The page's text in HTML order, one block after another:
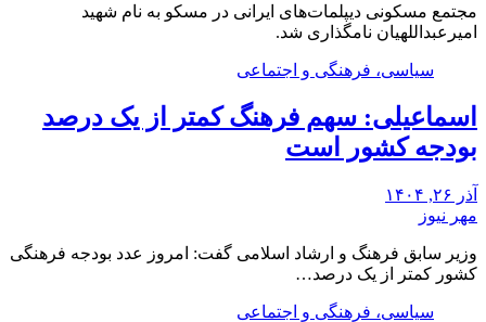
مجتمع مسکونی دیپلمات‌های ایرانی در مسکو به نام شهید
امیرعبداللهیان نامگذاری شد.
سیاسی، فرهنگی و اجتماعی
اسماعیلی: سهم فرهنگ کمتر از یک درصد
بودجه کشور است
آذر ۲۶, ۱۴۰۴
مهر نیوز
وزیر سابق فرهنگ و ارشاد اسلامی گفت: امروز عدد بودجه فرهنگی
کشور کمتر از یک درصد…
سیاسی، فرهنگی و اجتماعی